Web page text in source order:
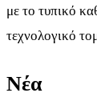
με το τυπικό
τεχνολογικό
Νέα